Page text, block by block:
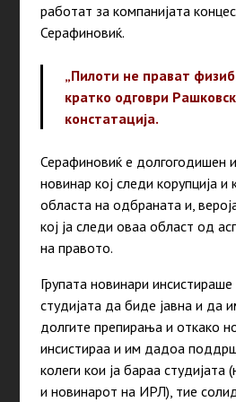
работат за компанијата
Серафиновиќ.
„Пилоти не прават
кратко одговри
констатација.
Серафиновиќ е долгогодишен
новинар кој следи корупција и
областа на одбраната и,
кој ја следи оваа област од
на правото.
Групата новинари
студијата да биде јавна и да
долгите препирања и откако
инсистираа и им дадоа
колеги кои ја бараа студијата
и новинарот на ИРЛ), тие